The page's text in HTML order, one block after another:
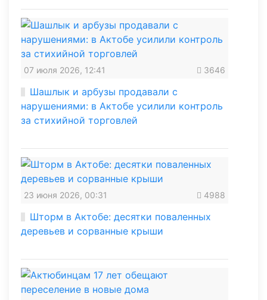
07 июля 2026, 12:41 3646
Шашлык и арбузы продавали с
нарушениями: в Актобе усилили контроль
за стихийной торговлей
23 июня 2026, 00:31 4988
Шторм в Актобе: десятки поваленных
деревьев и сорванные крыши